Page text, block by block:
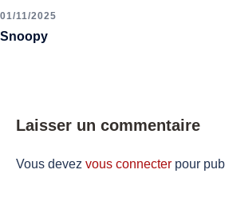
01/11/2025
Snoopy
Laisser un commentaire
Vous devez vous connecter pour